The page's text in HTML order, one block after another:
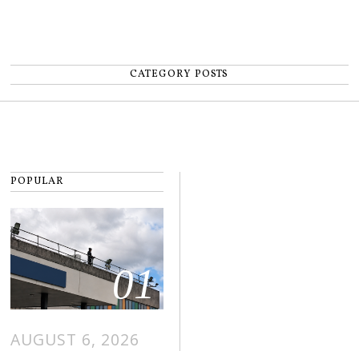
CATEGORY POSTS
POPULAR
01
AUGUST 6, 2026